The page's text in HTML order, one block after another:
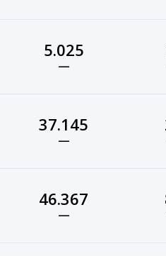
5.025
—
37.145
—
46.367
—